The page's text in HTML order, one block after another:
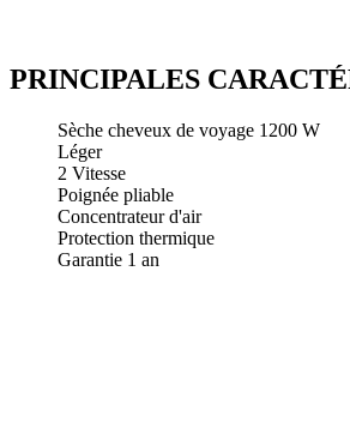
PRINCIPALES
Sèche cheveux de voyage 1200 W
Léger
2 Vitesse
Poignée pliable
Concentrateur d'air
Protection thermique
Garantie 1 an